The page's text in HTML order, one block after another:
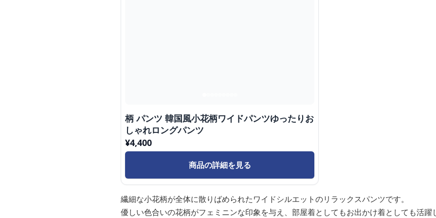
柄 パンツ 韓国風小花柄ワイドパンツゆったりお
しゃれロングパンツ
¥4,400
商品の詳細を見る
繊細な小花柄が全体に散りばめられたワイドシルエットのリラックスパンツです。
優しい色合いの花柄がフェミニンな印象を与え、部屋着としてもお出かけ着としても活躍